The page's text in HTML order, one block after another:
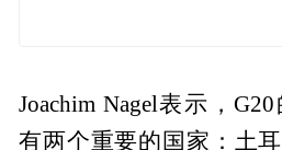
Joachim Nagel表示，
有两个重要的国家：土